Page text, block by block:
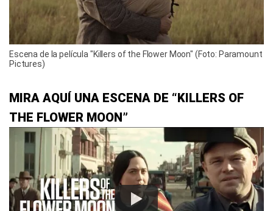
Escena de la película "Killers of the Flower Moon" (Foto: Paramount
Pictures)
MIRA AQUÍ UNA ESCENA DE “KILLERS OF
THE FLOWER MOON”